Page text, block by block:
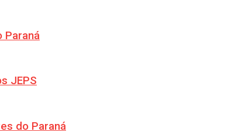
Paraná
JEPS
do Paraná